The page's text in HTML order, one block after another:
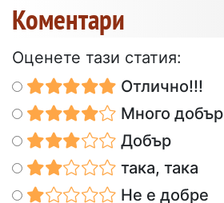
Коментари
Оценете тази статия:
Отлично!!!
Много добър
Добър
така, така
Не е добре